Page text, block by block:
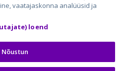
auto24.ee
Osta.ee
KuldneBörs.ee
vaatajaskonna analüüsid ja
loend
Nõustun